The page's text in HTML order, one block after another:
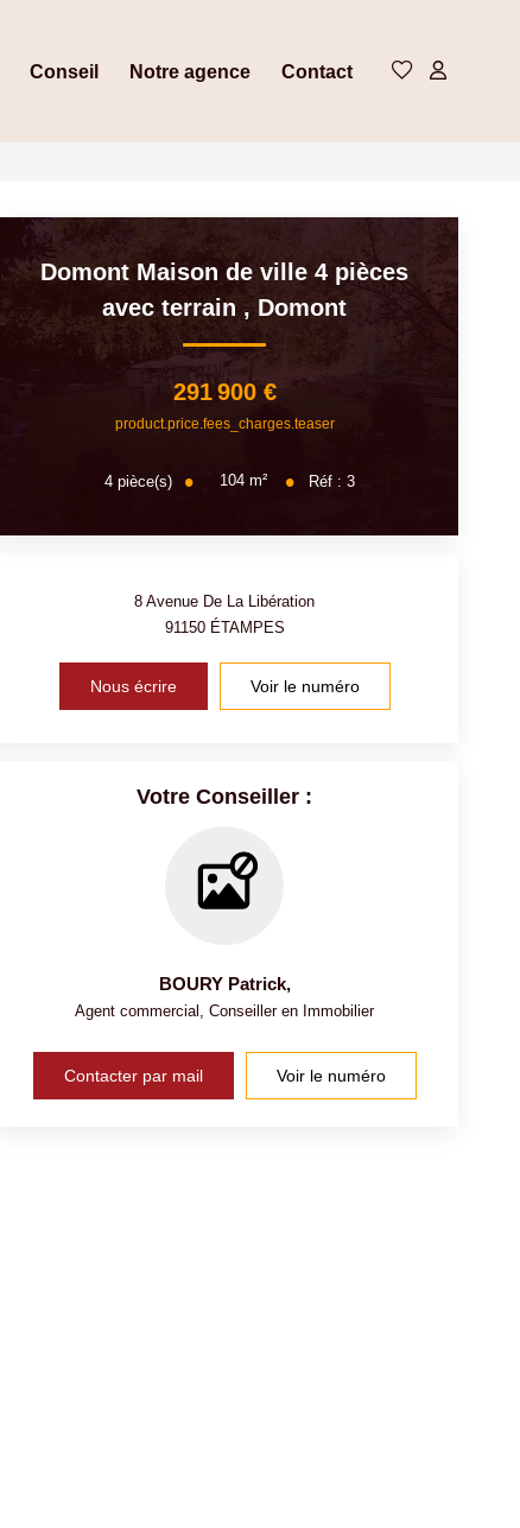
Conseil Notre agence Contact
Domont Maison de ville 4 pièces
avec terrain , Domont
291 900 €
product.price.fees_charges.teaser
4 pièce(s) 104 m² Réf : 3
8 Avenue De La Libération
91150 ÉTAMPES
Nous écrire Voir le numéro
Votre Conseiller :
BOURY Patrick,
Agent commercial, Conseiller en Immobilier
Contacter par mail Voir le numéro